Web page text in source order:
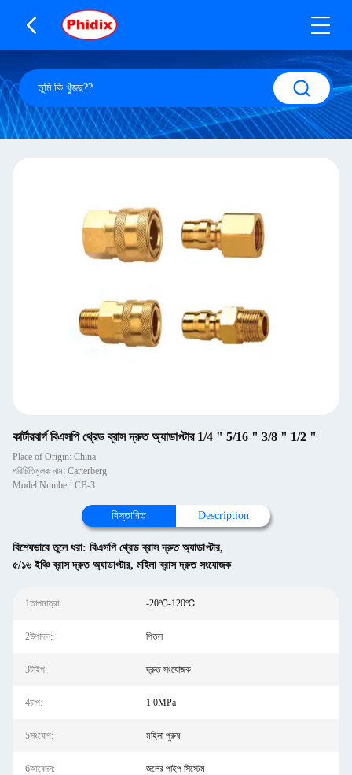
কার্টারবার্গ বিএসপি থ্রেড ব্রাস দ্রুত অ্যাডাপ্টার 1/4 " 5/16 " 3/8 " 1/2 "
Place of Origin: China
পরিচিতিমুলক নাম: Carterberg
Model Number: CB-3
বিস্তারিত Description
বিশেষভাবে তুলে ধরা: বিএসপি থ্রেড ব্রাস দ্রুত অ্যাডাপ্টার,
৫/১৬ ইঞ্চি ব্রাস দ্রুত অ্যাডাপ্টার, মহিলা ব্রাস দ্রুত সংযোজক
1তাপমাত্রা: -20℃-120℃
2উপাদান: পিতল
3টাইপ: দ্রুত সংযোজক
4চাপ: 1.0MPa
5সংযোগ: মহিলা পুরুষ
6আবেদন: জলের পাইপ সিস্টেম